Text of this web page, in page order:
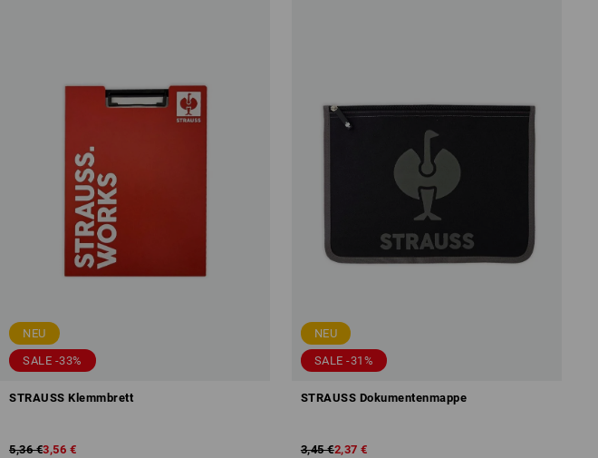
NEU
SALE -33%
STRAUSS Klemmbrett
5,36 €3,56 €
NEU
SALE -31%
STRAUSS Dokumentenmappe
3,45 €2,37 €